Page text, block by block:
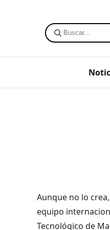
Aunque no lo
equipo
Tecnológico de